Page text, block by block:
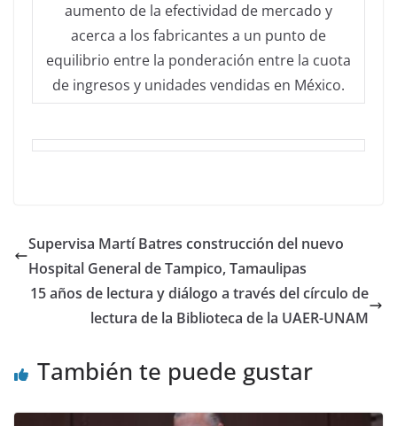
aumento de la efectividad de mercado y
acerca a los fabricantes a un punto de
equilibrio entre la ponderación entre la cuota
de ingresos y unidades vendidas en México.
Supervisa Martí Batres construcción del nuevo
Hospital General de Tampico, Tamaulipas
15 años de lectura y diálogo a través del círculo de
lectura de la Biblioteca de la UAER-UNAM
También te puede gustar